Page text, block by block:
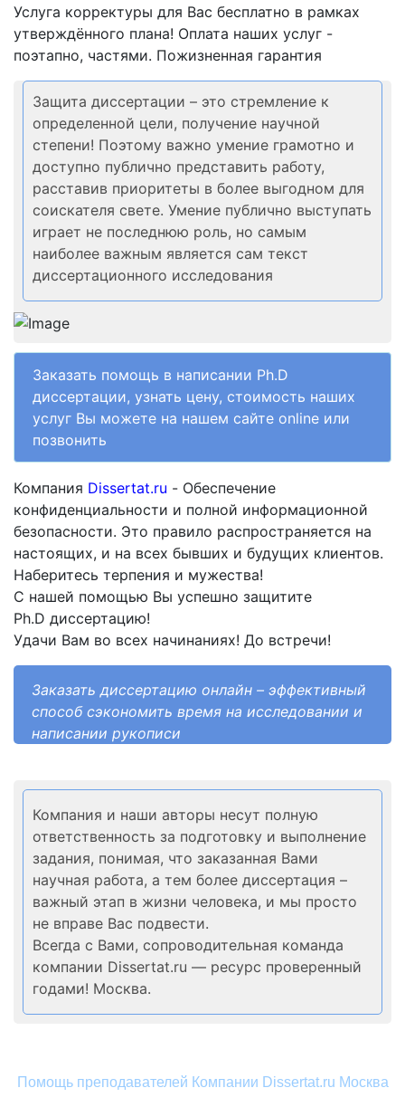
Услуга корректуры для Вас бесплатно в рамках
утверждённого плана! Оплата наших услуг -
поэтапно, частями. Пожизненная гарантия
Защита диссертации – это стремление к
определенной цели, получение научной
степени! Поэтому важно умение грамотно и
доступно публично представить работу,
расставив приоритеты в более выгодном для
соискателя свете. Умение публично выступать
играет не последнюю роль, но самым
наиболее важным является сам текст
диссертационного исследования
Заказать помощь в написании Ph.D
диссертации, узнать цену, стоимость наших
услуг Вы можете на нашем сайте online или
позвонить
Компания Dissertat.ru - Обеспечение
конфиденциальности и полной информационной
безопасности. Это правило распространяется на
настоящих, и на всех бывших и будущих клиентов.
Наберитесь терпения и мужества!
С нашей помощью Вы успешно защитите
Ph.D диссертацию!
Удачи Вам во всех начинаниях! До встречи!
Заказать диссертацию онлайн – эффективный
способ сэкономить время на исследовании и
написании рукописи
Компания и наши авторы несут полную
ответственность за подготовку и выполнение
задания, понимая, что заказанная Вами
научная работа, а тем более диссертация –
важный этап в жизни человека, и мы просто
не вправе Вас подвести.
Всегда с Вами, сопроводительная команда
компании Dissertat.ru — ресурс проверенный
годами! Москва.
Помощь преподавателей Компании Dissertat.ru Москва